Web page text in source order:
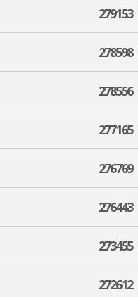
279153
278598
278556
277165
276769
276443
273455
272612